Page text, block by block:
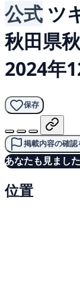
公式 ツ
秋田県
2024年
保存
掲載内容の確認
あなたも見まし
位置